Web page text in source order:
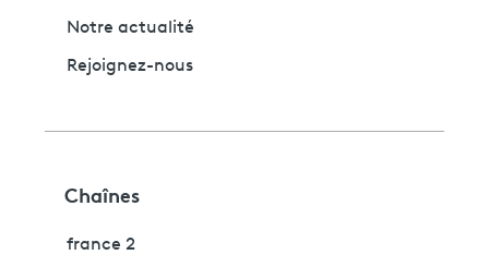
Notre actualité
Rejoignez-nous
Chaînes
france 2